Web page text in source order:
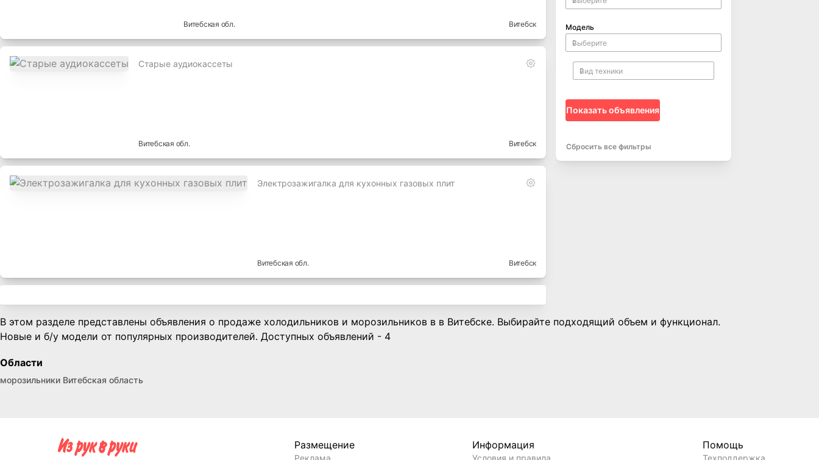
Витебская обл. Витебск
Старые аудиокассеты
Витебская обл. Витебск
Электрозажигалка для кухонных газовых плит
Витебская обл. Витебск
Модель
Показать объявления
Сбросить все фильтры
В этом разделе представлены объявления о продаже холодильников и морозильников в в Витебске. Выбирайте подходящий объем и функционал.
Новые и б/у модели от популярных производителей. Доступных объявлений - 4
Области
морозильники Витебская область
Размещение
Реклама
Информация
Условия и правила
Помощь
Техподдержка